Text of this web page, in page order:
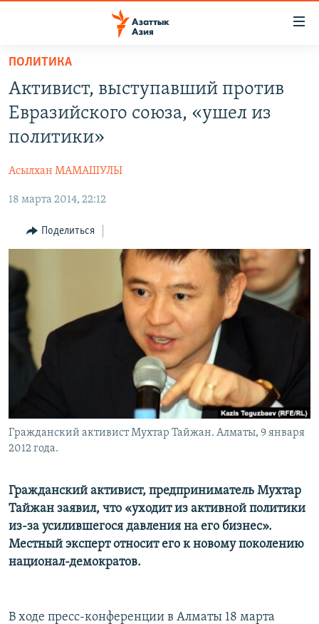
Вернуться
основному
содержанию
Вернутся
главной
Вернутся
поиску
ВОЙНА В УКРАИНЕ
КЫРГЫЗЧА
ЎЗБЕКЧА
TÜRKMENÇE
Все сайты РСЕ/РС
ПОЛИТИКА
Активист, выступавший против
Евразийского союза, «ушел из
политики»
Асылхан МАМАШУЛЫ
18 марта 2014, 22:12
Поделиться
Гражданский активист Мухтар Тайжан. Алматы, 9 января
2012 года.
Гражданский активист, предприниматель Мухтар
Тайжан заявил, что «уходит из активной политики
из-за усилившегося давления на его бизнес».
Местный эксперт относит его к новому поколению
национал-демократов.
В ходе пресс-конференции в Алматы 18 марта